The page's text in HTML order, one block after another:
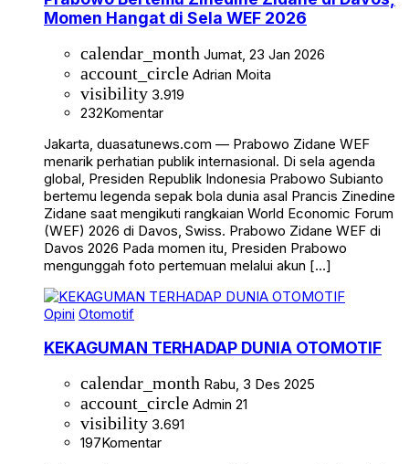
Momen Hangat di Sela WEF 2026
calendar_month Jumat, 23 Jan 2026
account_circle Adrian Moita
visibility 3.919
232Komentar
Jakarta, duasatunews.com — Prabowo Zidane WEF
menarik perhatian publik internasional. Di sela agenda
global, Presiden Republik Indonesia Prabowo Subianto
bertemu legenda sepak bola dunia asal Prancis Zinedine
Zidane saat mengikuti rangkaian World Economic Forum
(WEF) 2026 di Davos, Swiss. Prabowo Zidane WEF di
Davos 2026 Pada momen itu, Presiden Prabowo
mengunggah foto pertemuan melalui akun […]
Opini Otomotif
KEKAGUMAN TERHADAP DUNIA OTOMOTIF
calendar_month Rabu, 3 Des 2025
account_circle Admin 21
visibility 3.691
197Komentar